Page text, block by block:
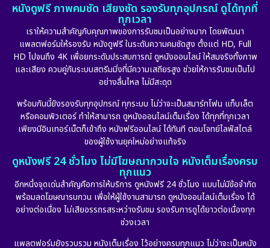
หนังดูฟรี ภาพคมชัด เสียงชัด รองรับทุกอุปกรณ์ ดูได้ทุกที่
ทุกเวลา
เราให้ความสำคัญกับคุณภาพของการรับชมเป็นอย่างมาก โดยพัฒนา
แพลตฟอร์มให้รองรับ หนังดูฟรี ในระดับความคมชัดสูง ตั้งแต่ HD, Full
HD ไปจนถึง 4K เพื่อยกระดับประสบการณ์ ดูหนังออนไลน์ ให้สมจริงทั้งภาพ
และเสียง ควบคู่กับระบบสตรีมมิ่งที่มีความเสถียรสูง ช่วยให้การรับชมเป็นไป
อย่างลื่นไหล ไม่มีสะดุด
พร้อมกันนี้ยังรองรับทุกอุปกรณ์ ทุกระบบ ไม่ว่าจะเป็นสมาร์ทโฟน แท็บเล็ต
หรือคอมพิวเตอร์ ทำให้สามารถ ดูหนังออนไลน์เต็มเรื่อง ได้ทุกที่ทุกเวลา
เพียงมีอินเทอร์เน็ตก็เข้าถึง หนังฟรีออนไลน์ ได้ทันที ตอบโจทย์ไลฟ์สไตล์
ของผู้ใช้งานยุคใหม่อย่างแท้จริง
ดูหนังฟรี 24 ชั่วโมง ไม่มีโฆษณากวนใจ หนังเต็มเรื่องครบ
ทุกแนว
อีกหนึ่งจุดเด่นสำคัญคือการให้บริการ ดูหนังฟรี 24 ชั่วโมง แบบไม่มีข้อจำกัด
พร้อมลดโฆษณารบกวน เพื่อให้ผู้ใช้งานสามารถ ดูหนังออนไลน์เต็มเรื่อง ได้
อย่างต่อเนื่อง ไม่เสียอรรถรสระหว่างรับชม รองรับการดูได้ยาวต่อเนื่องทุก
ช่วงเวลา
แพลตฟอร์มยังรวบรวม หนังเต็มเรื่อง ไว้อย่างครบทุกแนว ไม่ว่าจะเป็นหนัง